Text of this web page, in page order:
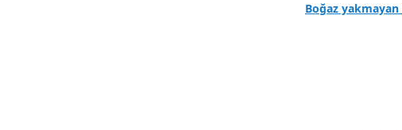
Boğaz